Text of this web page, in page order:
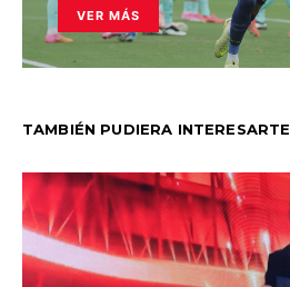
VER MÁS
TAMBIÉN PUDIERA INTERESARTE